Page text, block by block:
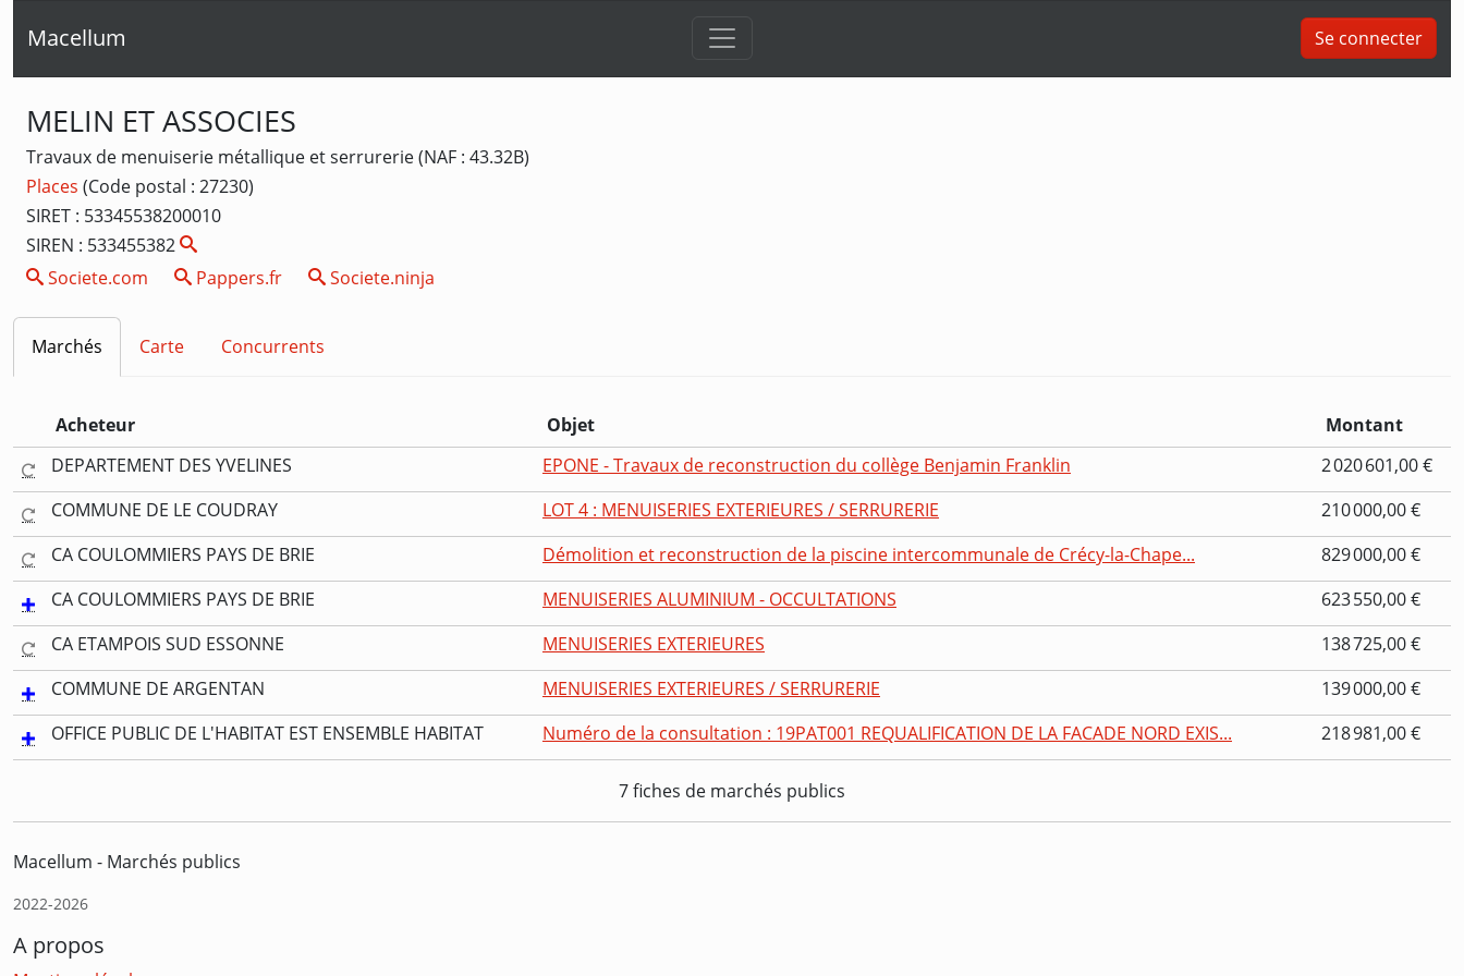
Macellum Se connecter
MELIN ET ASSOCIES
Travaux de menuiserie métallique et serrurerie (NAF : 43.32B)
Places (Code postal : 27230)
SIRET : 53345538200010
SIREN : 533455382
Societe.com
Pappers.fr Societe.ninja
Marchés Carte Concurrents
Acheteur Objet
Montant
DEPARTEMENT DES YVELINES
EPONE - Travaux de reconstruction du collège Benjamin Franklin
2 020 601,00 €
COMMUNE DE LE COUDRAY
LOT 4 : MENUISERIES EXTERIEURES / SERRURERIE
210 000,00 €
CA COULOMMIERS PAYS DE BRIE
Démolition et reconstruction de la piscine intercommunale de Crécy-la-Chape...
829 000,00 €
CA COULOMMIERS PAYS DE BRIE
MENUISERIES ALUMINIUM - OCCULTATIONS
623 550,00 €
CA ETAMPOIS SUD ESSONNE
MENUISERIES EXTERIEURES
138 725,00 €
COMMUNE DE ARGENTAN
MENUISERIES EXTERIEURES / SERRURERIE
139 000,00 €
OFFICE PUBLIC DE L'HABITAT EST ENSEMBLE HABITAT
Numéro de la consultation : 19PAT001 REQUALIFICATION DE LA FACADE NORD EXIS... 218 981,00 €
7 fiches de marchés publics
Macellum - Marchés publics
2022-2026
A propos